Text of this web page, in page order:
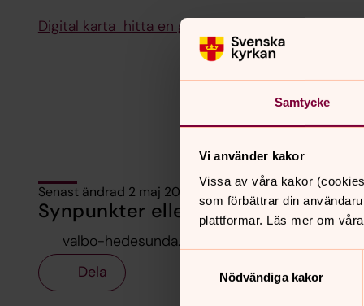
Samtycke
Vi använder kakor
Vissa av våra kakor
som förbättrar din
plattformar. Läs mer om
Nödvändiga kakor
Digital karta hitta en grav
Senast ändrad 2 maj 2025
Synpunkter eller frågor på sidans
valbo-hedesunda.pastorat@svenskakyrkan.se
Dela